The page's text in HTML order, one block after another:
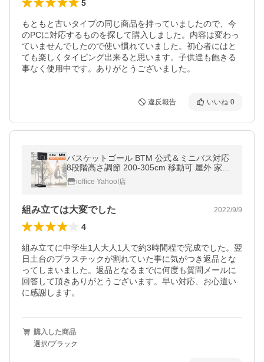
5
もともと古いタイプの同じ商品を持っていましたので、今
のPCに対応するものを探して購入しました。内容は変わっ
ていませんでしたので使い慣れていました。初心者にはと
ても楽しくタイピング出来ると思います。子供達も飽きる
事なく使用中です。ありがとうございました。
違反報告 いいね 0
バスケットゴール BTM 公式＆ミニバス対応
8段階高さ調節 200-305cm 移動可 屋外 家庭
用 バスケット ゴール
ioffice Yahoo!店
組み立ては大変でした 2022/9/9
4
組み立てに中学生1人大人1人で約3時間程で完成でした。翌
日土台のプラスチックが割れていた事に気がつき返品とな
ってしまいました。返品となるまでに何度も質問メールに
回答して頂きありがとうございます。早い対応、お心遣い
に感謝します。
購入した商品
選択/ブラック